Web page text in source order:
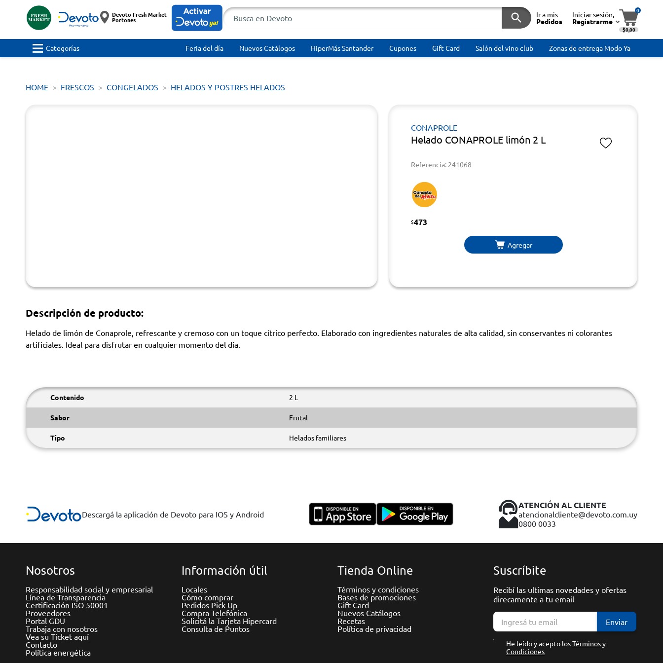
Devoto Fresh Market
Portones
Ir a mis
Pedidos
Iniciar sesión,
Registrarme
0
$0,00
Categorías Feria del día Nuevos Catálogos HiperMás Santander Cupones Gift Card Salón del vino club Zonas de entrega Modo Ya
HOME FRESCOS CONGELADOS HELADOS Y POSTRES HELADOS
CONAPROLE
Helado CONAPROLE limón 2 L
Referencia: 241068
$473
Agregar
Descripción de producto:
Helado de limón de Conaprole, refrescante y cremoso con un toque cítrico perfecto. Elaborado con ingredientes naturales de alta calidad, sin conservantes ni colorantes
artificiales. Ideal para disfrutar en cualquier momento del día.
Contenido 2 L
Sabor Frutal
Tipo Helados familiares
Descargá la aplicación de Devoto para IOS y Android
ATENCIÓN AL CLIENTE
atencionalcliente@devoto.com.uy
0800 0033
Nosotros
Responsabilidad social y empresarial
Línea de Transparencia
Certificación ISO 50001
Proveedores
Portal GDU
Trabaja con nosotros
Vea su Ticket aquí
Contacto
Política energética
Información útil
Locales
Cómo comprar
Pedidos Pick Up
Compra Telefónica
Solicitá la Tarjeta Hipercard
Consulta de Puntos
Tienda Online
Términos y condiciones
Bases de promociones
Gift Card
Nuevos Catálogos
Recetas
Política de privacidad
Suscríbite
Recibí las ultimas novedades y ofertas
direcamente a tu email
Enviar
He leído y acepto losTérminos y
Condiciones